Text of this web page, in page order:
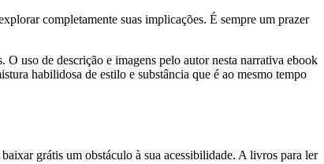
completamente suas implicações. É sempre um prazer
O uso de descrição e imagens pelo autor nesta narrativa ebook
habilidosa de estilo e substância que é ao mesmo tempo
grátis um obstáculo à sua acessibilidade. A livros para ler